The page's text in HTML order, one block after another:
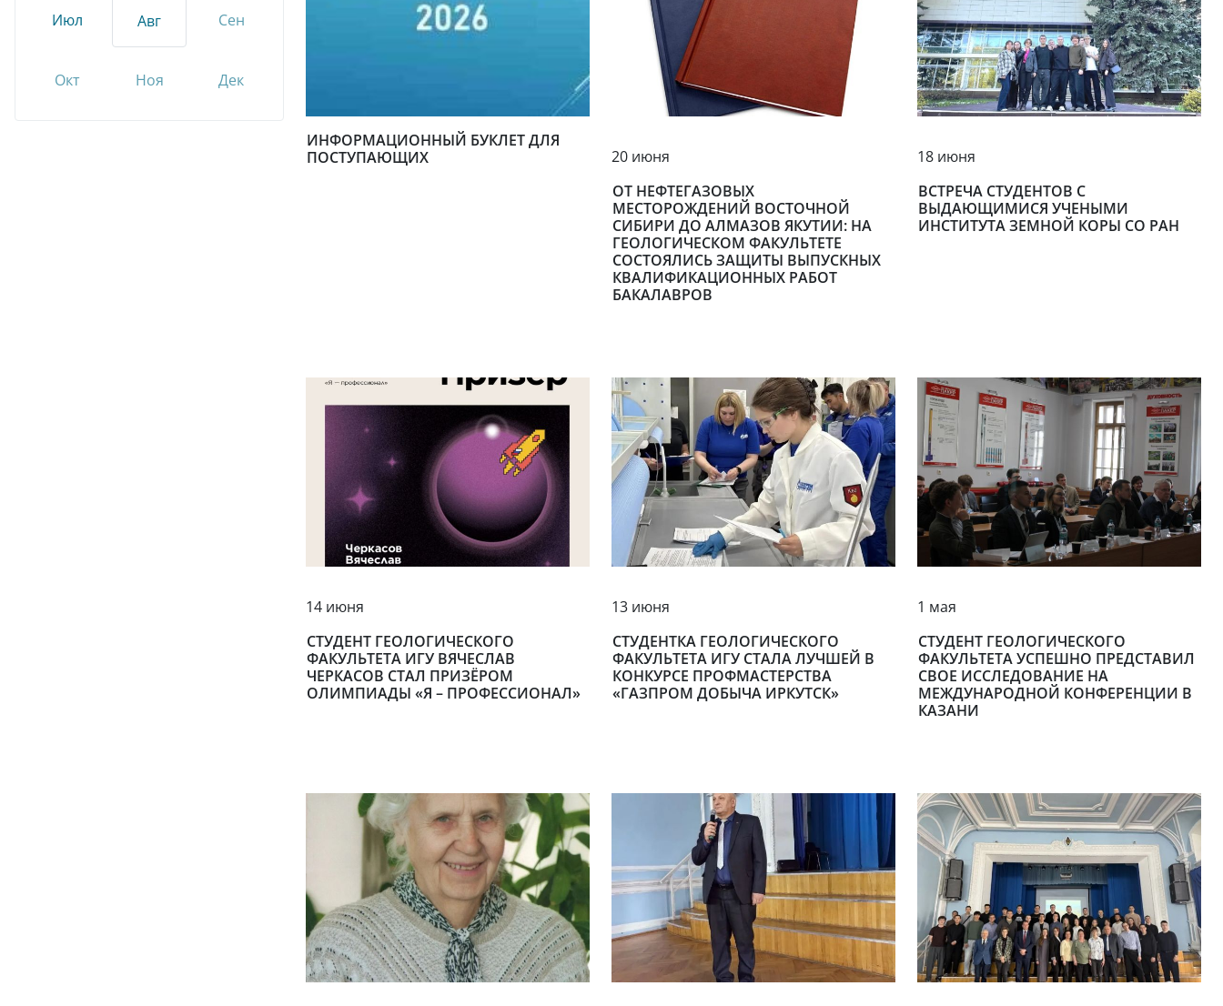
Июл Авг Сен
Окт Ноя Дек
ИНФОРМАЦИОННЫЙ БУКЛЕТ ДЛЯ
ПОСТУПАЮЩИХ
20 июня
ОТ НЕФТЕГАЗОВЫХ
МЕСТОРОЖДЕНИЙ ВОСТОЧНОЙ
СИБИРИ ДО АЛМАЗОВ ЯКУТИИ: НА
ГЕОЛОГИЧЕСКОМ ФАКУЛЬТЕТЕ
СОСТОЯЛИСЬ ЗАЩИТЫ ВЫПУСКНЫХ
КВАЛИФИКАЦИОННЫХ РАБОТ
БАКАЛАВРОВ
18 июня
ВСТРЕЧА СТУДЕНТОВ С
ВЫДАЮЩИМИСЯ УЧЕНЫМИ
ИНСТИТУТА ЗЕМНОЙ КОРЫ СО РАН
14 июня
СТУДЕНТ ГЕОЛОГИЧЕСКОГО
ФАКУЛЬТЕТА ИГУ ВЯЧЕСЛАВ
ЧЕРКАСОВ СТАЛ ПРИЗЁРОМ
ОЛИМПИАДЫ «Я – ПРОФЕССИОНАЛ»
13 июня
СТУДЕНТКА ГЕОЛОГИЧЕСКОГО
ФАКУЛЬТЕТА ИГУ СТАЛА ЛУЧШЕЙ В
КОНКУРСЕ ПРОФМАСТЕРСТВА
«ГАЗПРОМ ДОБЫЧА ИРКУТСК»
1 мая
СТУДЕНТ ГЕОЛОГИЧЕСКОГО
ФАКУЛЬТЕТА УСПЕШНО ПРЕДСТАВИЛ
СВОЕ ИССЛЕДОВАНИЕ НА
МЕЖДУНАРОДНОЙ КОНФЕРЕНЦИИ В
КАЗАНИ